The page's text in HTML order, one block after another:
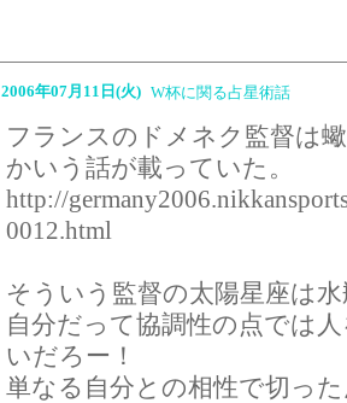
2006年07月11日(火) W杯に関る占星術話
フランスのドメネク監督は
かいう話が載っていた。
http://
0012.html
そういう監督の太陽星座は
自分だって協調性の点では
いだろー！
単なる自分との相性で切っ